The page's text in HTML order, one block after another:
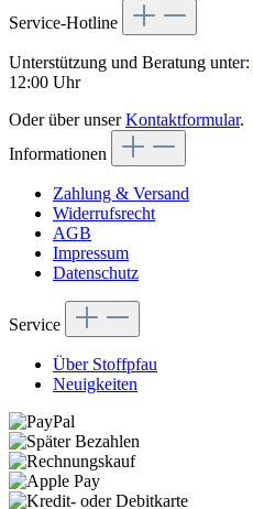
Service-Hotline
Unterstützung und Beratung unter:
12:00 Uhr
Oder über unserKontaktformular.
Informationen
Zahlung & Versand
Widerrufsrecht
AGB
Impressum
Datenschutz
Service
Über Stoffpfau
Neuigkeiten